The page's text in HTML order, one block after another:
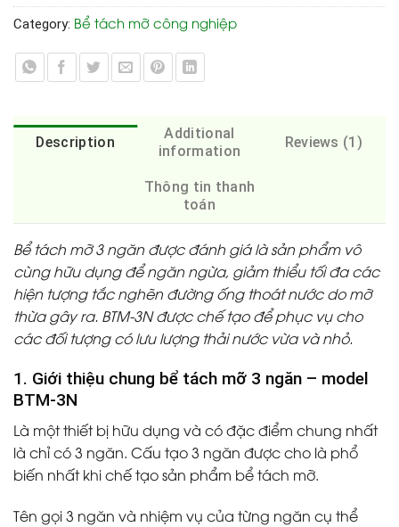
Category: Bể tách mỡ công nghiệp
Description
Additional
information
Reviews (1)
Thông tin thanh
toán
Bể tách mỡ 3 ngăn được đánh giá là sản phẩm vô
cùng hữu dụng để ngăn ngừa, giảm thiểu tối đa các
hiện tượng tắc nghẽn đường ống thoát nước do mỡ
thừa gây ra. BTM-3N được chế tạo để phục vụ cho
các đối tượng có lưu lượng thải nước vừa và nhỏ.
1. Giới thiệu chung bể tách mỡ 3 ngăn – model
BTM-3N
Là một thiết bị hữu dụng và có đặc điểm chung nhất
là chỉ có 3 ngăn. Cấu tạo 3 ngăn được cho là phổ
biến nhất khi chế tạo sản phẩm bể tách mỡ.
Tên gọi 3 ngăn và nhiệm vụ của từng ngăn cụ thể